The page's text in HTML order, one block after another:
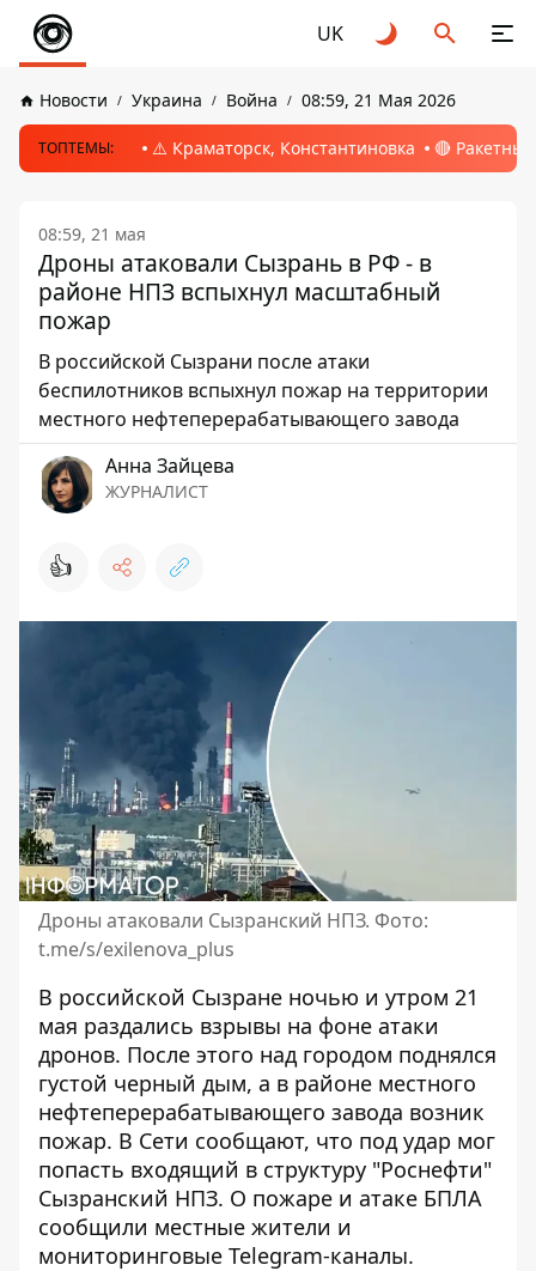
UK
Новости Украина Война 08:59, 21 Мая 2026
ТОПТЕМЫ: ⚠️ Краматорск, Константиновка 🔴
08:59, 21 мая
Дроны атаковали Сызрань в РФ - в
районе НПЗ вспыхнул масштабный
пожар
В российской Сызрани после атаки
беспилотников вспыхнул пожар на территории
местного нефтеперерабатывающего завода
Анна Зайцева
ЖУРНАЛИСТ
👍
Дроны атаковали Сызранский НПЗ. Фото:
t.me/s/exilenova_plus
В российской Сызране ночью и утром 21
мая раздались взрывы на фоне атаки
дронов. После этого над городом поднялся
густой черный дым, а в районе местного
нефтеперерабатывающего завода возник
пожар. В Сети сообщают, что под удар мог
попасть входящий в структуру "Роснефти"
Сызранский НПЗ. О пожаре и атаке БПЛА
сообщили местные жители и
мониторинговые Telegram-каналы.